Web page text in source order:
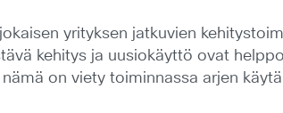
yrityksen jatkuvien
kehitys ja uusiokäyttö ovat
on viety toiminnassa arjen